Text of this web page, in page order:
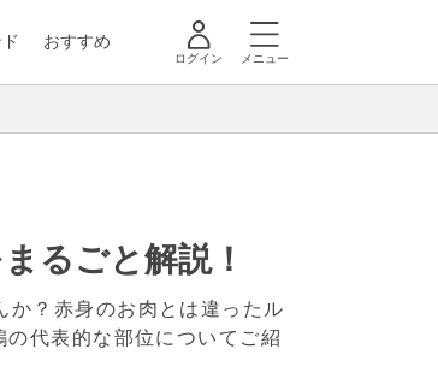
おすすめ
ログイン メニュー
るごと解説！
か？赤身のお肉とは違ったル
代表的な部位についてご紹